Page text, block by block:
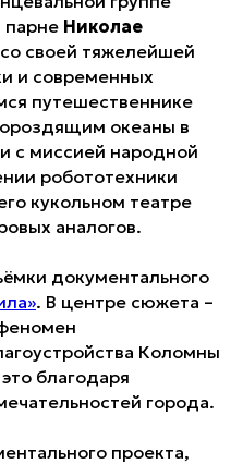
Николае
своей тяжелейшей
и современных
путешественнике
океаны в
с миссией народной
робототехники
кукольном театре
аналогов.
документального
. В центре сюжета –
Коломны
благодаря
города.
проекта,